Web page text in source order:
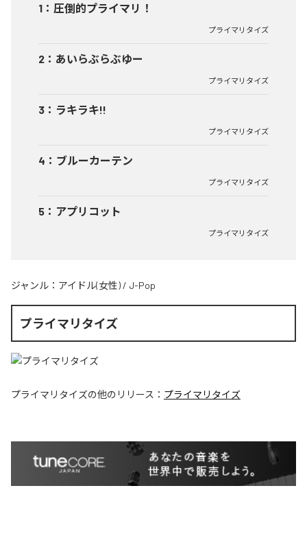
1 ： 圧倒的プライマリ！
プライマリタイズ
2 ： あいらぶらぶゆー
プライマリタイズ
3 ： ラキラキ!!
プライマリタイズ
4 ： ブルーカーテン
プライマリタイズ
5 ： アプリコット
プライマリタイズ
ジャンル： アイドル(女性) / J-Pop
プライマリタイズ
プライマリタイズの他のリリース： プライマリタイズ